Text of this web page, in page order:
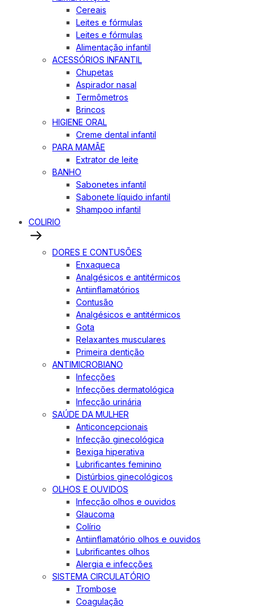
Cereais
Leites e fórmulas
Leites e fórmulas
Alimentação infantil
ACESSÓRIOS INFANTIL
Chupetas
Aspirador nasal
Termômetros
Brincos
HIGIENE ORAL
Creme dental infantil
PARA MAMÃE
Extrator de leite
BANHO
Sabonetes infantil
Sabonete líquido infantil
Shampoo infantil
COLIRIO
DORES E CONTUSÕES
Enxaqueca
Analgésicos e antitérmicos
Antiinflamatórios
Contusão
Analgésicos e antitérmicos
Gota
Relaxantes musculares
Primeira dentição
ANTIMICROBIANO
Infecções
Infecções dermatológica
Infecção urinária
SAÚDE DA MULHER
Anticoncepcionais
Infecção ginecológica
Bexiga hiperativa
Lubrificantes feminino
Distúrbios ginecológicos
OLHOS E OUVIDOS
Infecção olhos e ouvidos
Glaucoma
Colírio
Antiinflamatório olhos e ouvidos
Lubrificantes olhos
Alergia e infecções
SISTEMA CIRCULATÓRIO
Trombose
Coagulação